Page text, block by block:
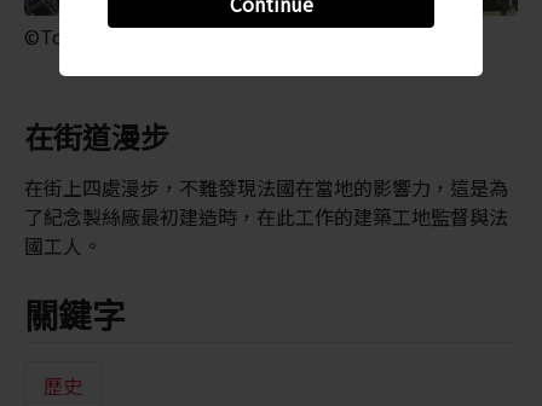
©Tomioka City
在街道漫步
在街上四處漫步，不難發現法國在當地的影響力，這是為
了紀念製絲廠最初建造時，在此工作的建築工地監督與法
國工人。
關鍵字
歷史